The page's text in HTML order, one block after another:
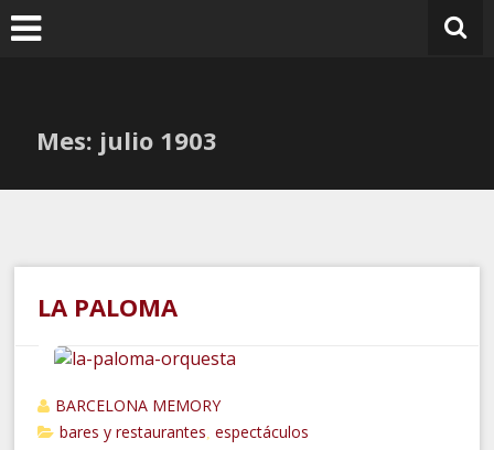
Ir
al
Mes: julio 1903
LA PALOMA
BARCELONA MEMORY
bares y restaurantes
,espectáculos